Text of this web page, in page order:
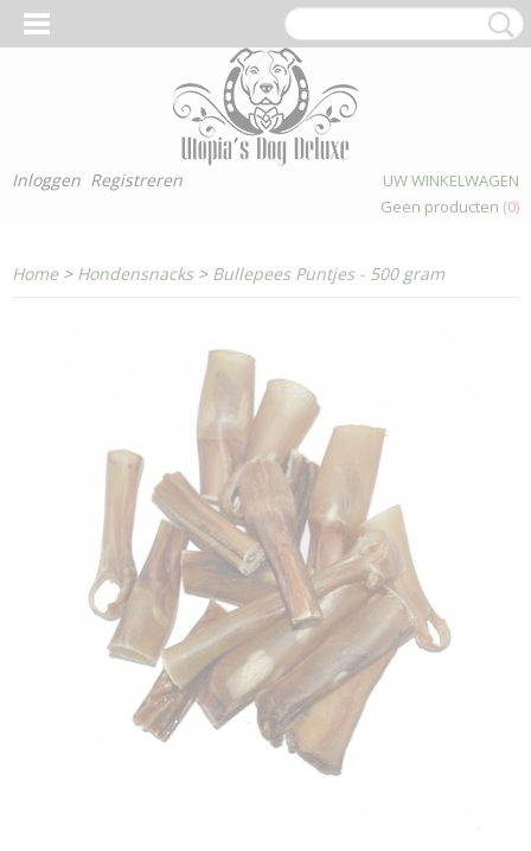
Inloggen Registreren
UW WINKELWAGEN
Geen producten (0)
Home> Hondensnacks > Bullepees Puntjes - 500 gram